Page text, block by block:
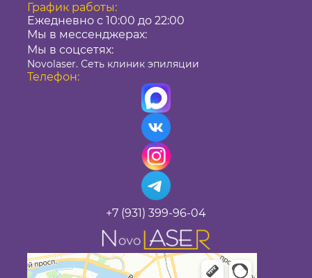
График работы:
Ежедневно с 10:00 до 22:00
Мы в мессенджерах:
Мы в соцсетях:
Novolaser. Сеть клиник эпиляции
Телефон:
+7 (931) 399-96-04